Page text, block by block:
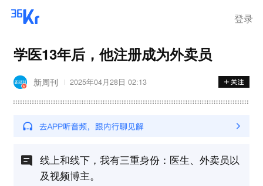
登录
学医13年后，他注册成为外卖员
新周刊 2025年04月28日 02:13
线上和线下，我有三重身份：医生、外卖员以
及视频博主。